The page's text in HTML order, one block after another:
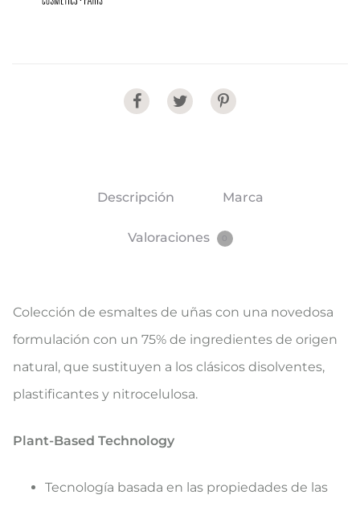
Share
Descripción Marca
Valoraciones
Colección de esmaltes de uñas con una novedosa
formulación con un 75% de ingredientes de origen
natural, que sustituyen a los clásicos disolventes,
plastificantes y nitrocelulosa.
Plant-Based Technology
Tecnología basada en las propiedades de las